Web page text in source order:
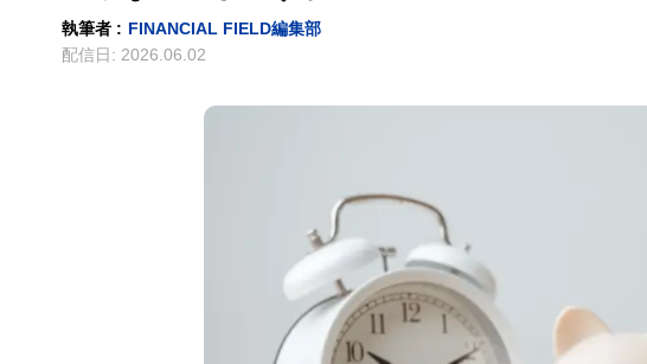
執筆者 : FINANCIAL FIELD編集部
配信日: 2026.06.02